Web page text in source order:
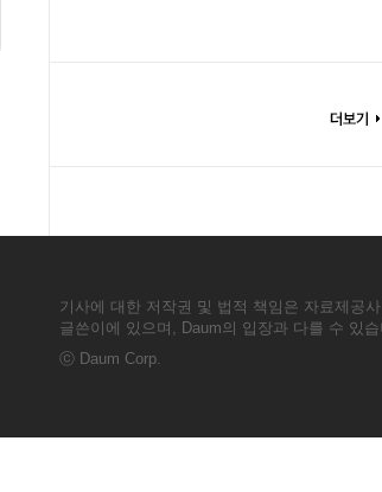
기사에 대한 저작권 및 법적 책임은 자료제공
글쓴이에 있으며, Daum의 입장과 다를 수 있
ⓒ Daum Corp.